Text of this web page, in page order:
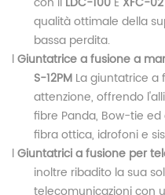
qualità ottimale della
bassa perdita.
lGiuntatrice a fusione a
S-12PM La giuntatrice a
attenzione, offrendo
fibre Panda, Bow-tie
fibra ottica, idrofoni e
lGiuntatrici a fusione per
inoltre ribadito la sua
telecomunicazioni con